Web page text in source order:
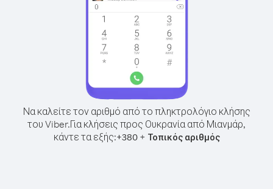
Να καλείτε τον αριθμό από το πληκτρολόγιο κλήσης
του Viber.Για κλήσεις προς Ουκρανία από Μιανμάρ,
κάντε τα εξής:+380+ Τοπικός αριθμός